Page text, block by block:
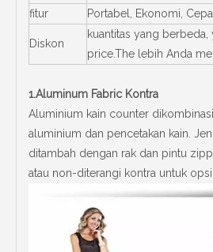
fitur
Portabel, Ekonomi,
Diskon
kuantitas yang
price.The lebih Anda
1.Aluminum Fabric Kontra
Aluminium kain counter
aluminium dan pencetakan kain.
ditambah dengan rak dan pintu
atau non-diterangi kontra untuk opsi.